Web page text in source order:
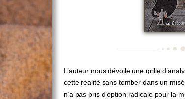
L’auteur nous dévoile une grille
cette réalité sans tomber dans un
n’a pas pris d’option radicale pour la